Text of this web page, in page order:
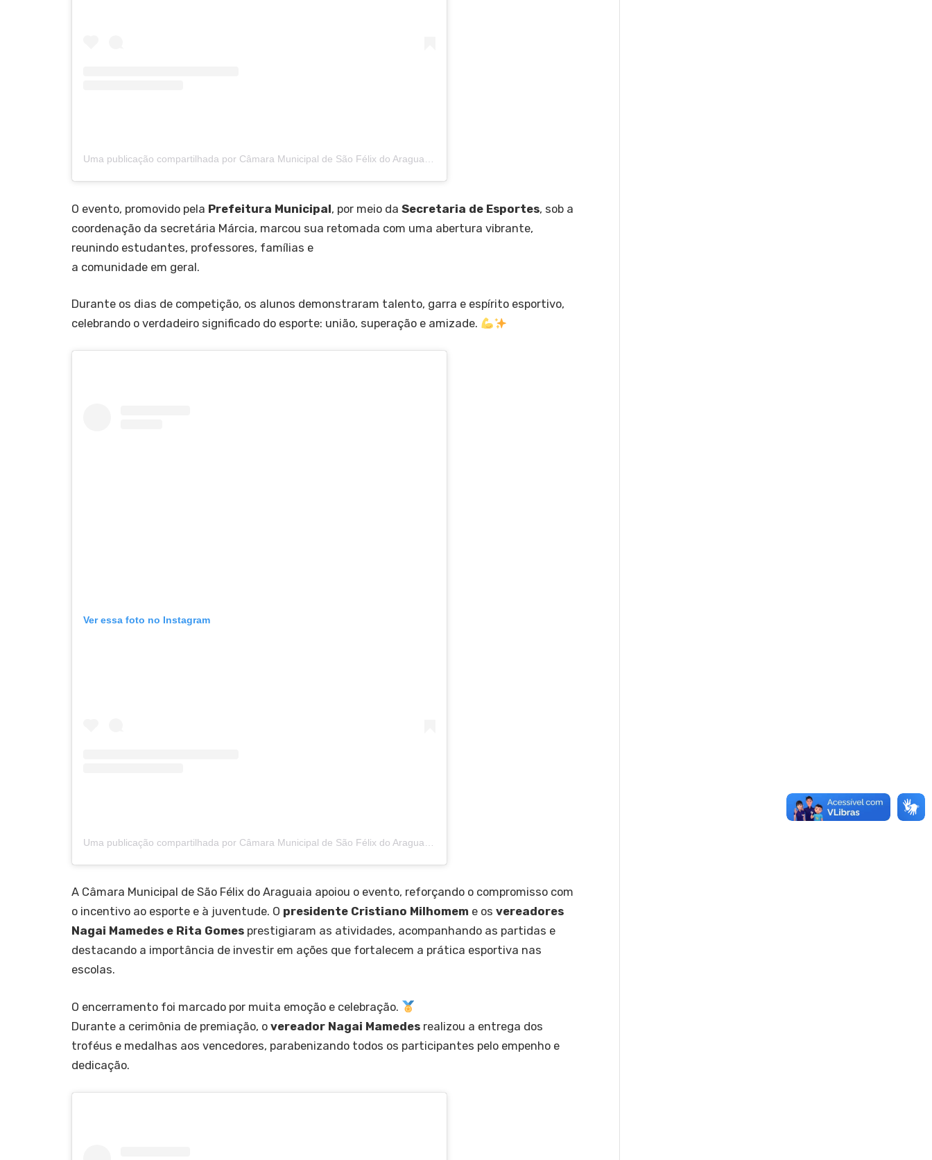
Uma publicação compartilhada por Câmara Municipal de São Félix do Araguaia (@camarasaofelixdoaraguaia)
O evento, promovido pela Prefeitura Municipal, por meio da Secretaria de Esportes, sob a
coordenação da secretária Márcia, marcou sua retomada com uma abertura vibrante,
reunindo estudantes, professores, famílias e
a comunidade em geral.
Durante os dias de competição, os alunos demonstraram talento, garra e espírito esportivo,
celebrando o verdadeiro significado do esporte: união, superação e amizade.
Ver essa foto no Instagram
A Câmara Municipal de São Félix do Araguaia apoiou o evento, reforçando o compromisso com
o incentivo ao esporte e à juventude. O presidente Cristiano Milhomem e os vereadores
Nagai Mamedes e Rita Gomes prestigiaram as atividades, acompanhando as partidas e
destacando a importância de investir em ações que fortalecem a prática esportiva nas
escolas.
O encerramento foi marcado por muita emoção e celebração.
Durante a cerimônia de premiação, o vereador Nagai Mamedes realizou a entrega dos
troféus e medalhas aos vencedores, parabenizando todos os participantes pelo empenho e
dedicação.